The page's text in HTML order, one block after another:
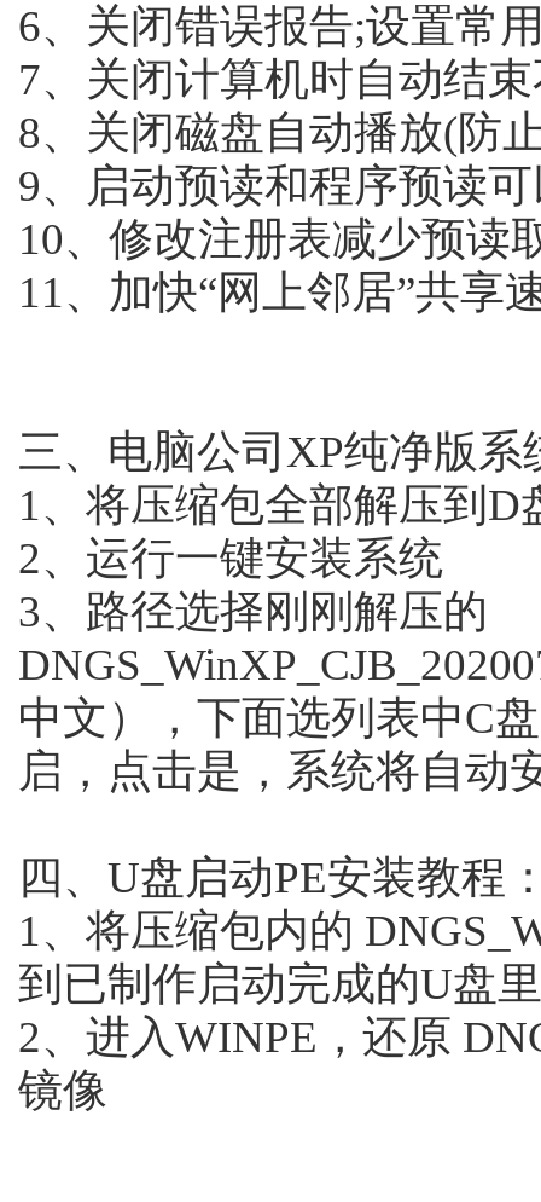
6、关闭错误报告;设置常
7、关闭计算机时自动结
8、关闭磁盘自动播放(防
9、启动预读和程序预读
10、修改注册表减少预读
11、加快“网上邻居”共享
三、电脑公司XP纯净版
1、将压缩包全部解压到D
2、运行一键安装系统
3、路径选择刚刚解压的
中文），下面选列表中C
启，点击是，系统将自动
四、U盘启动PE安装教程
1、将压缩包内的
到已制作启动完成的U盘里
2、进入WINPE，还原
镜像